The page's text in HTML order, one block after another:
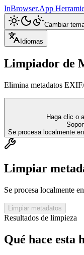
InBrowser.App
Cambiar
Idiomas
Limpiador de
Elimina metadatos
Haga clic o
Se procesa localmente
Limpiar
Se procesa localmente
Limpiar metadatos
Resultados de limpieza
Qué hace esta